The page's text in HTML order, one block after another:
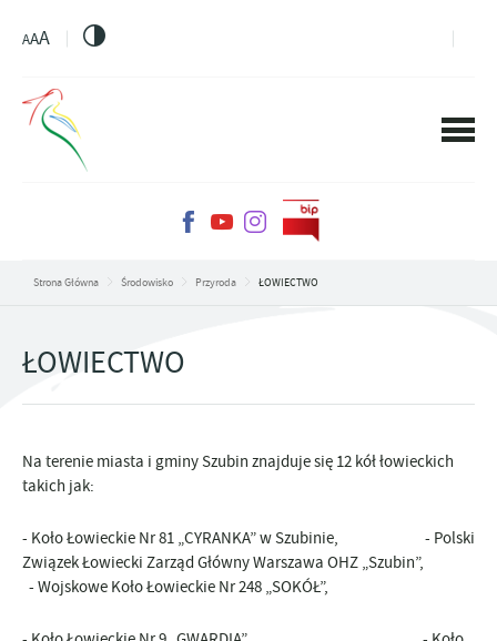
AAA
Strona Główna Środowisko Przyroda ŁOWIECTWO
ŁOWIECTWO
Na terenie miasta i gminy Szubin znajduje się 12 kół łowieckich
takich jak:
- Koło Łowieckie Nr 81 „CYRANKA” w Szubinie, - Polski
Związek Łowiecki Zarząd Główny Warszawa OHZ „Szubin”,
- Wojskowe Koło Łowieckie Nr 248 „SOKÓŁ”,